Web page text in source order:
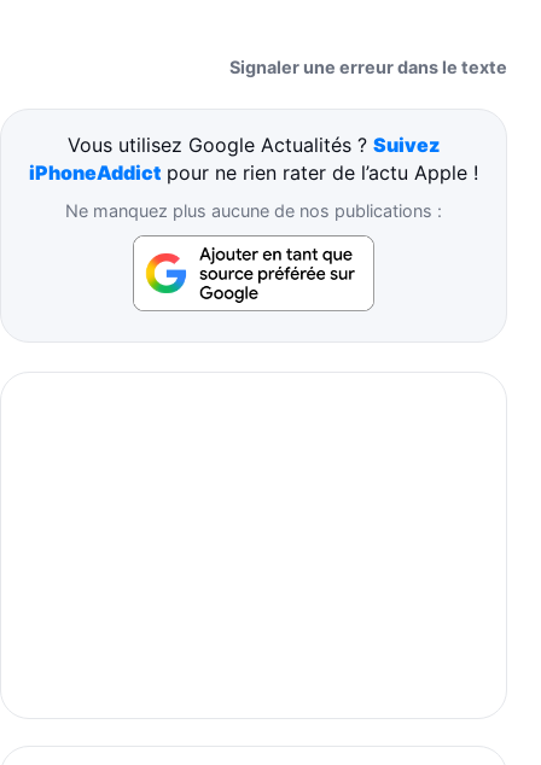
Signaler une erreur dans le texte
Vous utilisez Google Actualités ? Suivez
iPhoneAddict pour ne rien rater de l’actu Apple !
Ne manquez plus aucune de nos publications :